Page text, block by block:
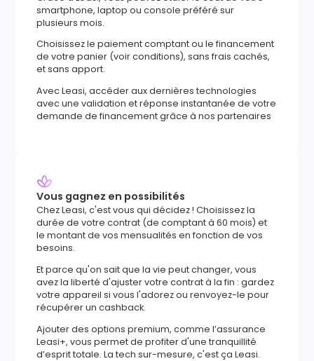
smartphone, laptop ou console préféré sur
plusieurs mois.
Choisissez le paiement comptant ou le financement
de votre panier (voir conditions), sans frais cachés,
et sans apport.
Avec Leasi, accéder aux dernières technologies
avec une validation et réponse instantanée de votre
demande de financement grâce à nos partenaires
Vous gagnez en possibilités
Chez Leasi, c'est vous qui décidez ! Choisissez la
durée de votre contrat (de comptant à 60 mois) et
le montant de vos mensualités en fonction de vos
besoins.
Et parce qu'on sait que la vie peut changer, vous
avez la liberté d'ajuster votre contrat à la fin : gardez
votre appareil si vous l'adorez ou renvoyez-le pour
récupérer un cashback.
Ajouter des options premium, comme l’assurance
Leasi+, vous permet de profiter d'une tranquillité
d’esprit totale. La tech sur-mesure, c'est ça Leasi.